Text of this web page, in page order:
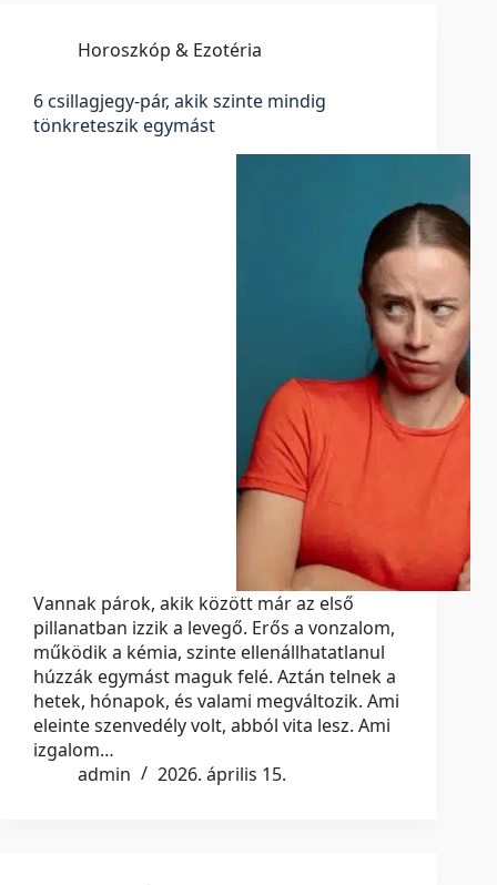
Horoszkóp & Ezotéria
6 csillagjegy-pár, akik szinte mindig
tönkreteszik egymást
Vannak párok, akik között már az első
pillanatban izzik a levegő. Erős a vonzalom,
működik a kémia, szinte ellenállhatatlanul
húzzák egymást maguk felé. Aztán telnek a
hetek, hónapok, és valami megváltozik. Ami
eleinte szenvedély volt, abból vita lesz. Ami
izgalom…
admin
2026. április 15.